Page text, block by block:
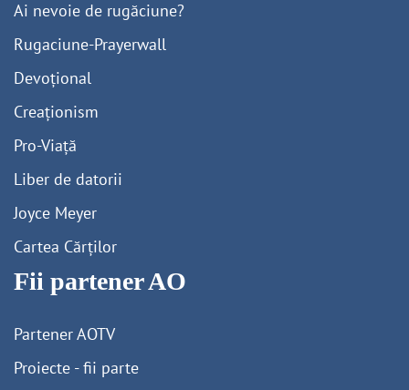
Ai nevoie de rugăciune?
Rugaciune-Prayerwall
Devoțional
Creaționism
Pro-Viață
Liber de datorii
Joyce Meyer
Cartea Cărților
Fii partener AO
Partener AOTV
Proiecte - fii parte